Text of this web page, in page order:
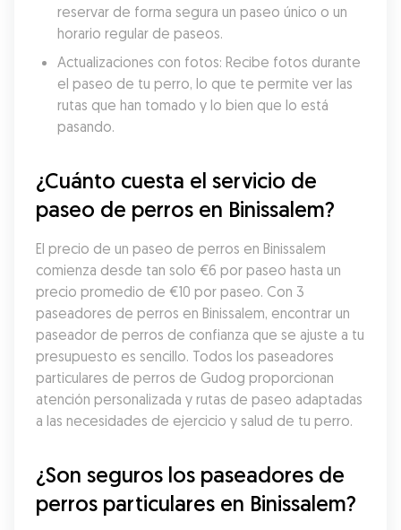
reservar de forma segura un paseo único o un
horario regular de paseos.
Actualizaciones con fotos: Recibe fotos durante
el paseo de tu perro, lo que te permite ver las
rutas que han tomado y lo bien que lo está
pasando.
¿Cuánto cuesta el servicio de
paseo de perros en Binissalem?
El precio de un paseo de perros en Binissalem
comienza desde tan solo €6 por paseo hasta un
precio promedio de €10 por paseo. Con 3
paseadores de perros en Binissalem, encontrar un
paseador de perros de confianza que se ajuste a tu
presupuesto es sencillo. Todos los paseadores
particulares de perros de Gudog proporcionan
atención personalizada y rutas de paseo adaptadas
a las necesidades de ejercicio y salud de tu perro.
¿Son seguros los paseadores de
perros particulares en Binissalem?